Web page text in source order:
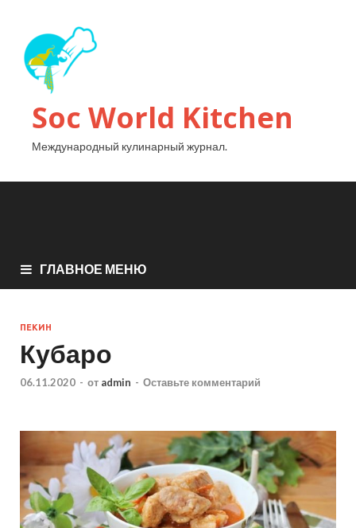
Soc World Kitchen
Международный кулинарный журнал.
ГЛАВНОЕ МЕНЮ
ПЕКИН
Кубаро
06.11.2020 - от admin - Оставьте комментарий